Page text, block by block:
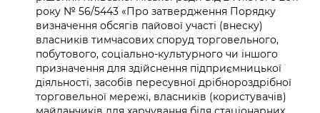
року № 56/5443 «Про затвердження Порядку
визначення обсягів пайової участі (внеску)
власників тимчасових споруд торговельного,
побутового, соціально-культурного чи іншого
призначення для здійснення підприємницької
діяльності, засобів пересувної дрібнороздрібної
торговельної мережі, власників (користувачів)